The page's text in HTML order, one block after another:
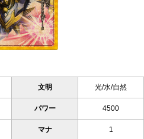
文明 光/水/自然
パワー 4500
マナ 1